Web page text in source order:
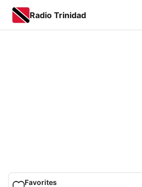
Radio Trinidad
Favorites